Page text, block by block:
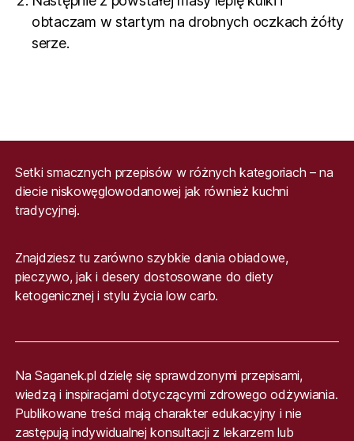
obtaczam w startym na drobnych oczkach żółty
serze.
Setki smacznych przepisów w różnych kategoriach – na
diecie niskowęglowodanowej jak również kuchni
tradycyjnej.
Znajdziesz tu zarówno szybkie dania obiadowe,
pieczywo, jak i desery dostosowane do diety
ketogenicznej i stylu życia low carb.
Na Saganek.pl dzielę się sprawdzonymi przepisami,
wiedzą i inspiracjami dotyczącymi zdrowego odżywiania.
Publikowane treści mają charakter edukacyjny i nie
zastępują indywidualnej konsultacji z lekarzem lub